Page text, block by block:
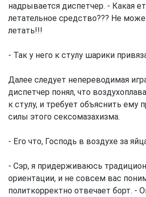
надрывается диспетчер. - Какая
летательное средство??? Не
летать!!!
- Так у него к стулу шарики
Далее следует непереводимая
диспетчер понял, что
к стулу, и требует объяснить ему
силы этого сексомазахизма.
- Его что, Господь в воздухе за
- Сэр, я придерживаюсь
ориентации, и не совсем вас
политкорректно отвечает борт. -